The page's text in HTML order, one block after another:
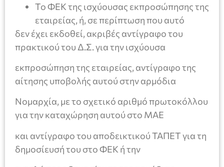
Το ΦΕΚ της ισχύουσας εκπροσώπησης της
εταιρείας, ή, σε περίπτωση που αυτό
δεν έχει εκδοθεί, ακριβές αντίγραφο του
πρακτικού του Δ.Σ. για την ισχύουσα
εκπροσώπηση της εταιρείας, αντίγραφο της
αίτησης υποβολής αυτού στην αρμόδια
Νομαρχία, με το σχετικό αριθμό πρωτοκόλλου
για την καταχώρηση αυτού στο ΜΑΕ
και αντίγραφο του αποδεικτικού ΤΑΠΕΤ για τη
δημοσίευσή του στο ΦΕΚ ή την